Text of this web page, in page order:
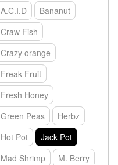
A.C.I.D
Bananut
Craw Fish
Crazy orange
Freak Fruit
Fresh Honey
Green Peas
Herbz
Hot Pot
Jack Pot
Mad Shrimp
M. Berry